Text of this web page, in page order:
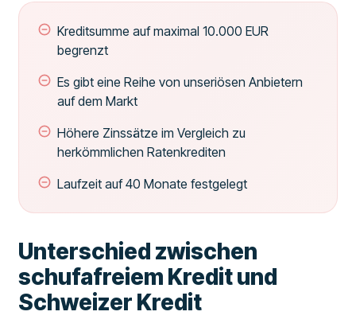
Kreditsumme auf maximal 10.000 EUR
begrenzt
Es gibt eine Reihe von unseriösen Anbietern
auf dem Markt
Höhere Zinssätze im Vergleich zu
herkömmlichen Ratenkrediten
Laufzeit auf 40 Monate festgelegt
Unterschied zwischen
schufafreiem Kredit und
Schweizer Kredit